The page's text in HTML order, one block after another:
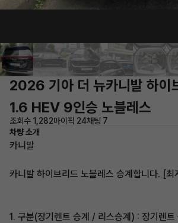
2026 기아 더 뉴카니발 하이
1.6 HEV 9인승 노블레스
조회수 1,282마이픽 24채팅 7
차량 소개
카니발
카니발 하이브리드 노블레스 승계합니다. [최
1. 구분(장기렌트 승계 / 리스승계) : 장기렌트